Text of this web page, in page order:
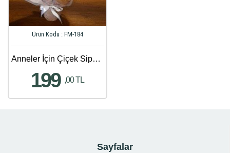
Ürün Kodu : FM-184
Anneler İçin Çiçek Siparişi - 50
199 ,00 TL
Sayfalar